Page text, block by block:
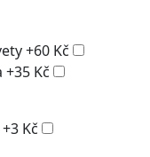
+60 Kč
+35 Kč
+3 Kč